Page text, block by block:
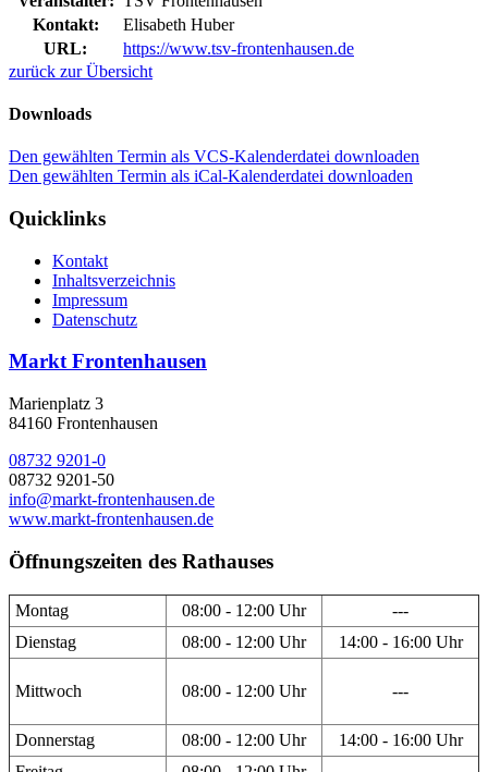
Kontakt:
Elisabeth Huber
URL:
https://www.tsv-frontenhausen.de
zurück zur Übersicht
Downloads
Den gewählten Termin als VCS-Kalenderdatei downloaden
Den gewählten Termin als iCal-Kalenderdatei downloaden
Quicklinks
Kontakt
Inhaltsverzeichnis
Impressum
Datenschutz
Markt Frontenhausen
Marienplatz 3
84160 Frontenhausen
08732 9201-0
08732 9201-50
info@markt-frontenhausen.de
www.markt-frontenhausen.de
Öffnungszeiten des Rathauses
Montag 08:00 - 12:00 Uhr
---
Dienstag
08:00 - 12:00 Uhr 14:00 - 16:00 Uhr
Mittwoch 08:00 - 12:00 Uhr ---
Donnerstag 08:00 - 12:00 Uhr
14:00 - 16:00 Uhr